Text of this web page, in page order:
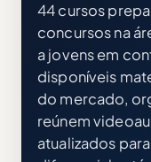
44 cursos
concursos na
a jovens em
disponíveis
do mercado,
reúnem
atualizados